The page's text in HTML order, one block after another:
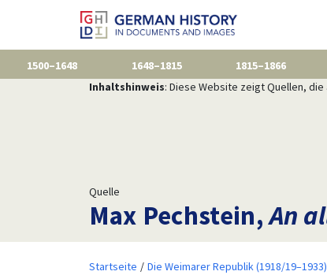
1500–1648 1648–1815 1815–1866
Inhaltshinweis: Diese Website zeigt Quellen,
Quelle
Max Pechstein,An
Startseite Die Weimarer Republik (1918/19–1933)